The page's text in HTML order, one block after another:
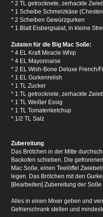
* 2 TL getrocknete, zerhackte
* 1 Scheibe Schmelzkäse
* 2 Scheiben Gewürzgurken
* 1 Blatt Eisbergsalat, in kleine
Zutaten für die Big Mac Soße:
* 4 EL Kraft Miracle Whip
* 4 EL Mayonnaise
* 2 EL Wish-Bone Deluxe French/
* 1 EL Gurkenrelish
* 1 TL Zucker
* 1 TL getrocknete, zerhackte
* 1 TL Weißer Essig
* 1 TL Tomatenketchup
* 1/2 TL Salz
Zubereitung
Das Brötchen in der Mitte
Backofen schieben. Die
Mac Soße, einen Teelöffel
legen. Das Brötchen mit den
[Bearbeiten] Zubereitung der Soße
Alles in einen Mixer geben und
Gefrierschrank stellen und